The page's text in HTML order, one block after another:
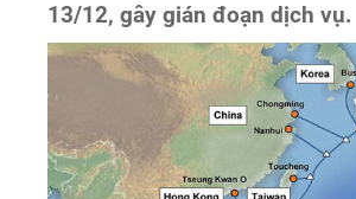
13/12, gây gián đoạn dịch vụ.